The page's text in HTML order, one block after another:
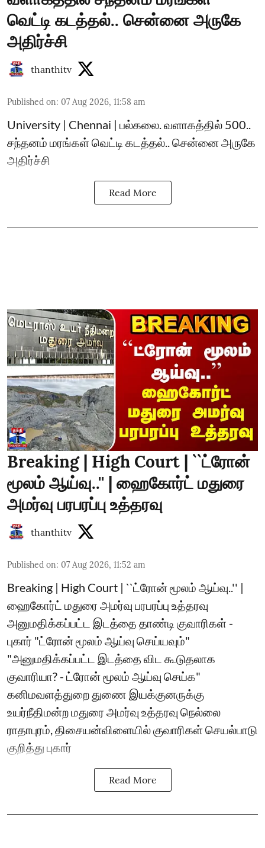
வெட்டி கடத்தல்.. சென்னை அருகே
அதிர்ச்சி
thanthitv
Published on: 07 Aug 2026, 11:58 am
University | Chennai | பல்கலை. வளாகத்தில் 500..
சந்தனம் மரங்கள் வெட்டி கடத்தல்.. சென்னை அருகே
அதிர்ச்சி
Read More
Breaking | High Court | ``ட்ரோன்
மூலம் ஆய்வு..'' | ஹைகோர்ட் மதுரை
அமர்வு பரபரப்பு உத்தரவு
thanthitv
Published on: 07 Aug 2026, 11:52 am
Breaking | High Court | ``ட்ரோன் மூலம் ஆய்வு..'' |
ஹைகோர்ட் மதுரை அமர்வு பரபரப்பு உத்தரவு
அனுமதிக்கப்பட்ட இடத்தை தாண்டி குவாரிகள் -
புகார் "ட்ரோன் மூலம் ஆய்வு செய்யவும்"
"அனுமதிக்கப்பட்ட இடத்தை விட கூடுதலாக
குவாரியா? - ட்ரோன் மூலம் ஆய்வு செய்க"
கனிமவளத்துறை துணை இயக்குனருக்கு
உயர்நீதிமன்ற மதுரை அமர்வு உத்தரவு நெல்லை
ராதாபுரம், திசையன்விளையில் குவாரிகள் செயல்பாடு
குறித்து புகார்
Read More